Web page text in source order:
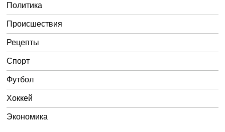
Политика
Происшествия
Рецепты
Спорт
Футбол
Хоккей
Экономика